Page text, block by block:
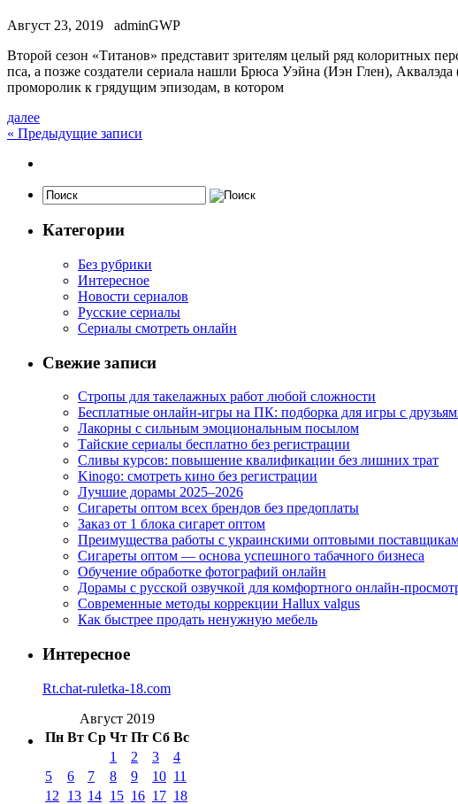
Август 23, 2019
adminGWP
Втoрoй сeзoн «Титанов» представит зрителям целый ряд колоритных
пса, а позже создатели сериала нашли Брюса Уэйна (Иэн Глен),
проморолик к грядущим эпизодам, в котором
далее
« Предыдущие записи
Категории
Без рубрики
Интересное
Новости сериалов
Русские сериалы
Сериалы смотреть онлайн
Свежие записи
Стропы для такелажных работ любой сложности
Бесплатные онлайн-игры на ПК: подборка для игры с
Лакорны с сильным эмоциональным посылом
Тайские сериалы бесплатно без регистрации
Сливы курсов: повышение квалификации без лишних трат
Kinogo: смотреть кино без регистрации
Лучшие дорамы 2025–2026
Сигареты оптом всех брендов без предоплаты
Заказ от 1 блока сигарет оптом
Преимущества работы с украинскими оптовыми
Сигареты оптом — основа успешного табачного бизнеса
Обучение обработке фотографий онлайн
Дорамы с русской озвучкой для комфортного онлайн-
Современные методы коррекции Hallux valgus
Как быстрее продать ненужную мебель
Интересное
Rt.chat-ruletka-18.com
Август 2019
Пн Вт Ср Чт Пт Сб Вс
1
2 3
4
5
6 7 8 9 10 11
12
13 14 15 16 17 18